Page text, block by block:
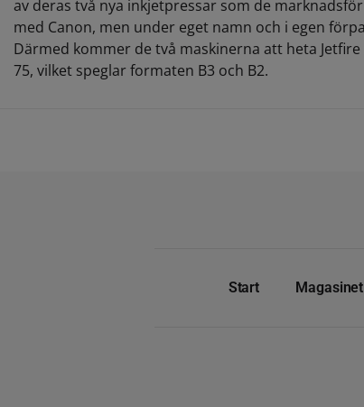
av deras två nya inkjetpressar som de
med Canon, men under eget namn och i egen
Därmed kommer de två maskinerna att heta Jetfire
75, vilket speglar formaten B3 och B2.
Start Magasinet